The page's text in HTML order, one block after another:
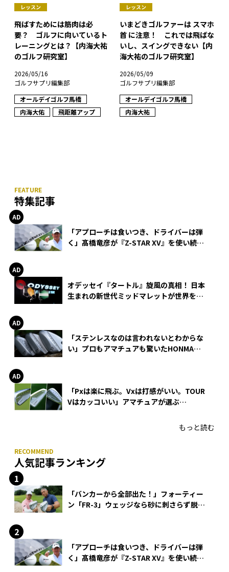
レッスン
飛ばすためには筋肉は必
要？ ゴルフに向いているト
レーニングとは？【内海大祐
のゴルフ研究室】
2026/05/16
ゴルフサプリ編集部
オールデイゴルフ馬橋
内海大佑
飛距離アップ
レッスン
いまどきゴルファーは スマホ
首 に注意！ これでは飛ばな
いし、スイングできない【内
海大祐のゴルフ研究室】
2026/05/09
ゴルフサプリ編集部
オールデイゴルフ馬橋
内海大祐
特集記事
「アプローチは食いつき、ドライバーは弾
く」髙橋竜彦が『Z-STAR XV』を使い続け
オデッセイ『タートル』旋風の真相！ 日本
生まれの新世代ミッドマレットが世界を席
「ステンレスなのは言われないとわからな
い」プロもアマチュアも驚いたHONMA
「Pxは楽に飛ぶ。Vxは打感がいい。TOUR
Vはカッコいい」アマチュアが選ぶ
もっと読む
人気記事ランキング
「バンカーから全部出た！」フォーティー
ン「FR-3」ウェッジなら砂に刺さらず脱出
「アプローチは食いつき、ドライバーは弾
く」髙橋竜彦が『Z-STAR XV』を使い続け